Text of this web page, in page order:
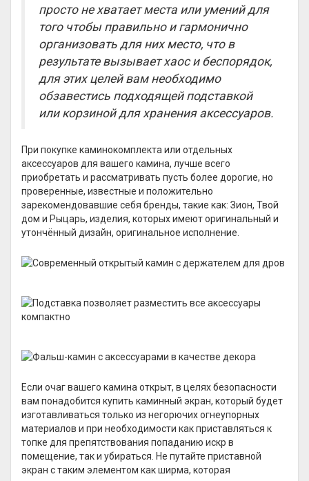
просто не хватает места или умений для
того чтобы правильно и гармонично
организовать для них место, что в
результате вызывает хаос и беспорядок,
для этих целей вам необходимо
обзавестись подходящей подставкой
или корзиной для хранения аксессуаров.
При покупке каминокомплекта или отдельных
аксессуаров для вашего камина, лучше всего
приобретать и рассматривать пусть более дорогие, но
проверенные, известные и положительно
зарекомендовавшие себя бренды, такие как: Зион, Твой
дом и Рыцарь, изделия, которых имеют оригинальный и
утончённый дизайн, оригинальное исполнение.
Если очаг вашего камина открыт, в целях безопасности
вам понадобится купить каминный экран, который будет
изготавливаться только из негорючих огнеупорных
материалов и при необходимости как приставляться к
топке для препятствования попаданию искр в
помещение, так и убираться. Не путайте приставной
экран с таким элементом как ширма, которая